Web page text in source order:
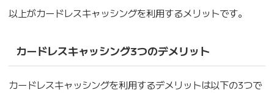
以上がカードレスキャッシングを利用するメリットです。
カードレスキャッシング3つのデメリット
カードレスキャッシングを利用するデメリットは以下の3つで